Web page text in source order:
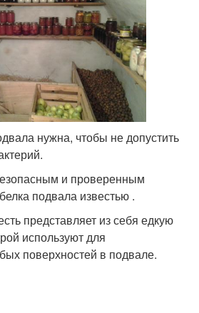
нужна, чтобы не допустить
и проверенным
подвала известью .
представляет из себя едкую
используют для
поверхностей в подвале.